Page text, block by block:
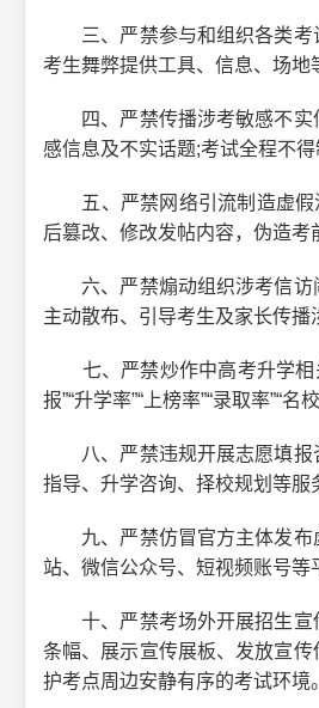
三、严禁参与和组织各类考
考生舞弊提供工具、信息、场
四、严禁传播涉考敏感不实
感信息及不实话题;考试全程不
五、严禁网络引流制造虚假
后篡改、修改发帖内容，伪造考
六、严禁煽动组织涉考信访
主动散布、引导考生及家长传
七、严禁炒作中高考升学相关
报”“升学率”“上榜率”“录取率”“
八、严禁违规开展志愿填报
指导、升学咨询、择校规划等
九、严禁仿冒官方主体发布
站、微信公众号、短视频账号
十、严禁考场外开展招生宣
条幅、展示宣传展板、发放宣
护考点周边安静有序的考试环境。